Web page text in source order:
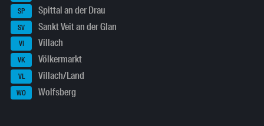
SP Spittal an der Drau
SV Sankt Veit an der Glan
VI Villach
VK Völkermarkt
VL Villach/Land
WO Wolfsberg